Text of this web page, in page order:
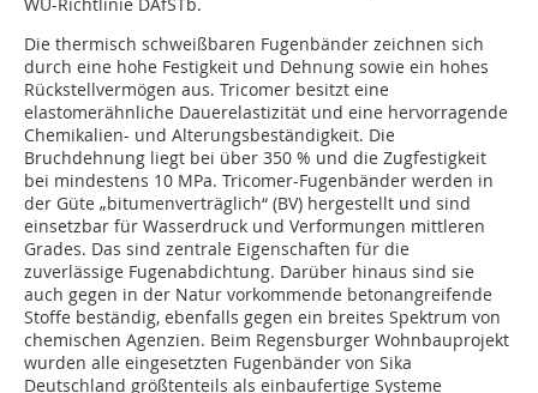
WU-Richtlinie DAfSTb.
Die thermisch schweißbaren Fugenbänder zeichnen sich
durch eine hohe Festigkeit und Dehnung sowie ein hohes
Rückstellvermögen aus. Tricomer besitzt eine
elastomerähnliche Dauerelastizität und eine hervorragende
Chemikalien- und Alterungsbeständigkeit. Die
Bruchdehnung liegt bei über 350 % und die Zugfestigkeit
bei mindestens 10 MPa. Tricomer-Fugenbänder werden in
der Güte „bitumenverträglich“ (BV) hergestellt und sind
einsetzbar für Wasserdruck und Verformungen mittleren
Grades. Das sind zentrale Eigenschaften für die
zuverlässige Fugenabdichtung. Darüber hinaus sind sie
auch gegen in der Natur vorkommende betonangreifende
Stoffe beständig, ebenfalls gegen ein breites Spektrum von
chemischen Agenzien. Beim Regensburger Wohnbauprojekt
wurden alle eingesetzten Fugenbänder von Sika
Deutschland größtenteils als einbaufertige Systeme